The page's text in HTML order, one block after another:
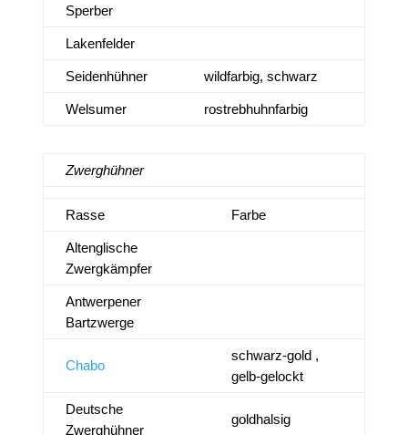
Sperber
Lakenfelder
Seidenhühner wildfarbig, schwarz
Welsumer rostrebhuhnfarbig
Zwerghühner
Rasse Farbe
Altenglische
Zwergkämpfer
Antwerpener
Bartzwerge
Chabo
schwarz-gold ,
gelb-gelockt
Deutsche
Zwerghühner
goldhalsig